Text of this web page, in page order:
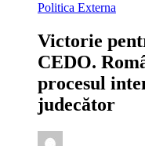
Politica Externa
Victorie
CEDO.
procesul
judecător